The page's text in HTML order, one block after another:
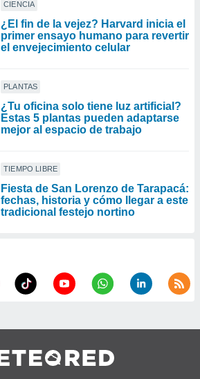
CIENCIA
¿El fin de la vejez? Harvard inicia el
primer ensayo humano para revertir
el envejecimiento celular
PLANTAS
¿Tu oficina solo tiene luz artificial?
Estas 5 plantas pueden adaptarse
mejor al espacio de trabajo
TIEMPO LIBRE
Fiesta de San Lorenzo de Tarapacá:
fechas, historia y cómo llegar a este
tradicional festejo nortino